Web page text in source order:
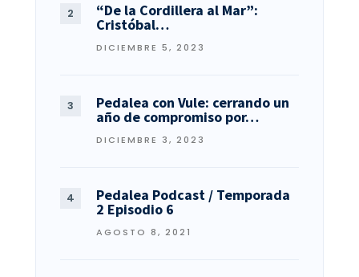
“De la Cordillera al Mar”:
Cristóbal…
DICIEMBRE 5, 2023
Pedalea con Vule: cerrando un
año de compromiso por…
DICIEMBRE 3, 2023
Pedalea Podcast / Temporada
2 Episodio 6
AGOSTO 8, 2021